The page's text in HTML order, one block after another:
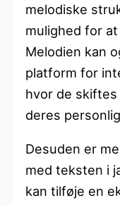
melodiske
mulighed for
Melodien kan
platform for
hvor de
deres
Desuden er
med teksten i
kan tilføje en